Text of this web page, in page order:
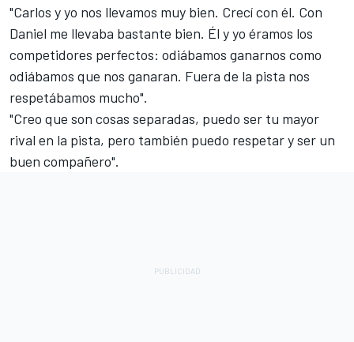
"Carlos y yo nos llevamos muy bien. Crecí con él. Con
Daniel me llevaba bastante bien. Él y yo éramos los
competidores perfectos: odiábamos ganarnos como
odiábamos que nos ganaran. Fuera de la pista nos
respetábamos mucho".
"Creo que son cosas separadas, puedo ser tu mayor
rival en la pista, pero también puedo respetar y ser un
buen compañero".